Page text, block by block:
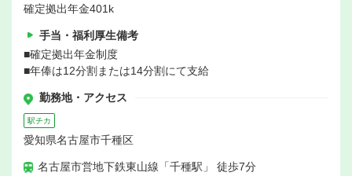
確定拠出年金401k
手当・福利厚生備考
■確定拠出年金制度
■年俸は12分割または14分割にて支給
勤務地・アクセス
駅チカ
愛知県名古屋市千種区
名古屋市営地下鉄東山線「千種駅」 徒歩7分